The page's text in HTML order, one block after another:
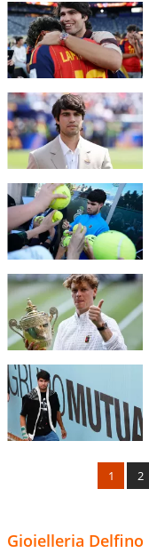
1 2
Gioielleria Delfino